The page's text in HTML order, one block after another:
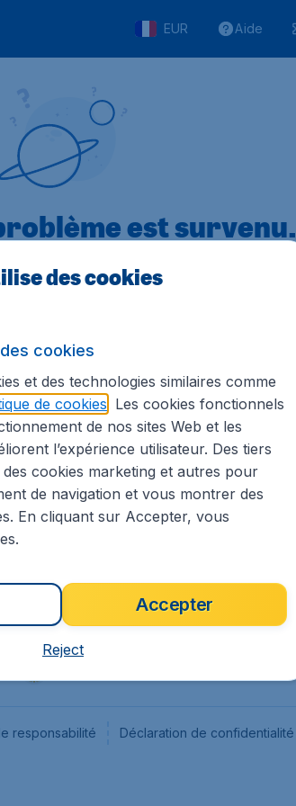
EUR Aide
est survenu.
Sites internationaux
Flugladen.de
CheapTickets.ch
CheapTickets.sg
CheapTickets.nl
responsabilité Déclaration de confidentialité
des cookies
cookies
et des technologies similaires comme
de cookies . Les cookies fonctionnels
de nos sites Web et les
l’expérience utilisateur. Des tiers
cookies marketing et autres pour
de navigation et vous montrer des
En cliquant sur Accepter, vous
Accepter
Reject